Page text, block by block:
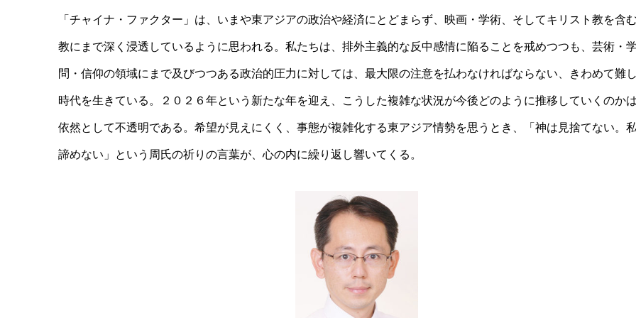
「チャイナ・ファクター」は、いまや東アジアの政治や経済にとどまらず、映画・学術、そしてキリスト教を含
教にまで深く浸透しているように思われる。私たちは、排外主義的な反中感情に陥ることを戒めつつも、芸術・学
問・信仰の領域にまで及びつつある政治的圧力に対しては、最大限の注意を払わなければならない、きわめて難
時代を生きている。２０２６年という新たな年を迎え、こうした複雑な状況が今後どのように推移していくのかは
依然として不透明である。希望が見えにくく、事態が複雑化する東アジア情勢を思うとき、「神は見捨てない。
諦めない」という周氏の祈りの言葉が、心の内に繰り返し響いてくる。